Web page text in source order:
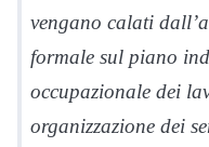
vengano calati
formale sul piano
occupazionale dei
organizzazione dei